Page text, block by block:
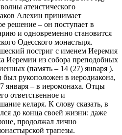
атеистического
Алехин принимает
решение – он поступает в
и одновременно становится
Одесского монастыря.
постриг с именем Иеремия
Иеремии из собора преподобных
(память – 14 (27) января ).
был рукоположен в иеродиакона,
января – в иеромонаха. Отцы
ответственное и
келаря. К слову сказать, в
до конца своей жизни: даже
продолжал лично
трапезы.